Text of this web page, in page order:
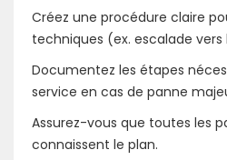
Créez une procédure claire
techniques (ex. escalade vers
Documentez les étapes
service en cas de panne
Assurez-vous que toutes les
connaissent le plan.